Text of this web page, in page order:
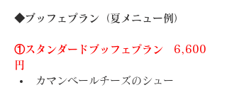
◆ブッフェプラン（夏メニュー例）
①スタンダードブッフェプラン　6,600
円
カマンベールチーズのシュー